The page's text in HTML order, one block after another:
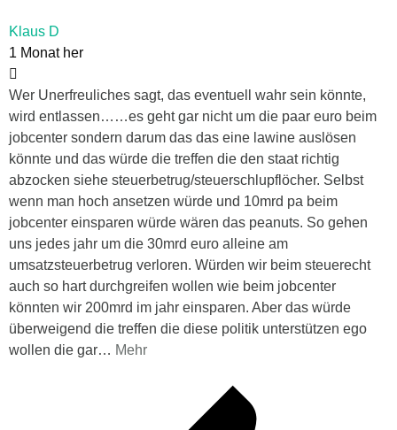
Klaus D
1 Monat her
Wer Unerfreuliches sagt, das eventuell wahr sein könnte,
wird entlassen……es geht gar nicht um die paar euro beim
jobcenter sondern darum das das eine lawine auslösen
könnte und das würde die treffen die den staat richtig
abzocken siehe steuerbetrug/steuerschlupflöcher. Selbst
wenn man hoch ansetzen würde und 10mrd pa beim
jobcenter einsparen würde wären das peanuts. So gehen
uns jedes jahr um die 30mrd euro alleine am
umsatzsteuerbetrug verloren. Würden wir beim steuerecht
auch so hart durchgreifen wollen wie beim jobcenter
könnten wir 200mrd im jahr einsparen. Aber das würde
überweigend die treffen die diese politik unterstützen ego
wollen die gar… Mehr